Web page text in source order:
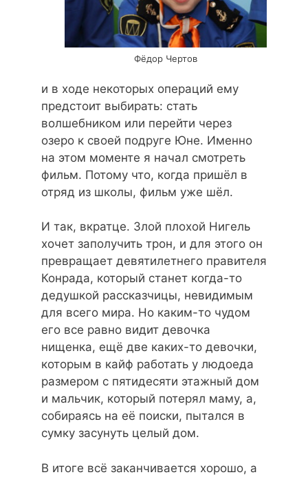
Фёдор Чертов
и в ходе некоторых операций ему
предстоит выбирать: стать
волшебником или перейти через
озеро к своей подруге Юне. Именно
на этом моменте я начал смотреть
фильм. Потому что, когда пришёл в
отряд из школы, фильм уже шёл.
И так, вкратце. Злой плохой Нигель
хочет заполучить трон, и для этого он
превращает девятилетнего правителя
Конрада, который станет когда-то
дедушкой рассказчицы, невидимым
для всего мира. Но каким-то чудом
его все равно видит девочка
нищенка, ещё две каких-то девочки,
которым в кайф работать у людоеда
размером с пятидесяти этажный дом
и мальчик, который потерял маму, а,
собираясь на её поиски, пытался в
сумку засунуть целый дом.
В итоге всё заканчивается хорошо, а